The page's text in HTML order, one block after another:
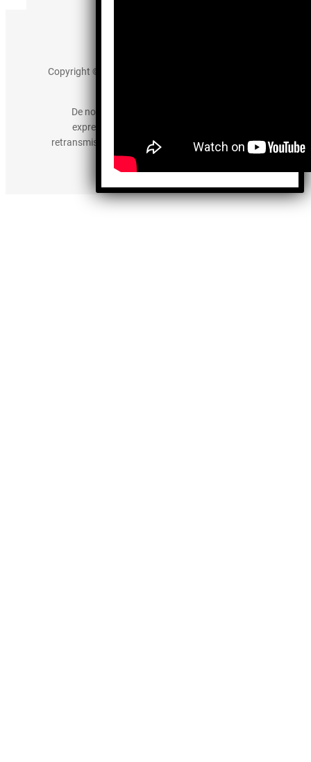
Copyright © 2025 somos-hermanos.mx. Todos los
De no existir previa autorización, queda
expresamente prohibida la publicación,
retransmisión, edición y cualquier otro uso de los
contenidos.